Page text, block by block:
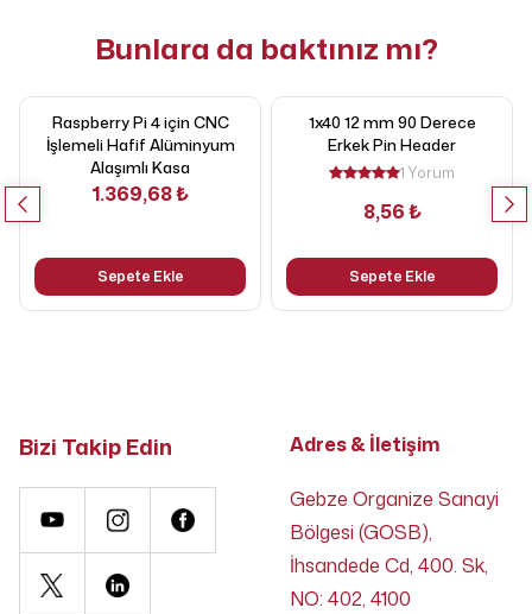
Bunlara da baktınız mı?
Raspberry Pi 4 için CNC
İşlemeli Hafif Alüminyum
Alaşımlı Kasa
1.369,68 ₺
Sepete Ekle
1x40 12 mm 90 Derece
Erkek Pin Header
1 Yorum
8,56 ₺
Sepete Ekle
Bizi Takip Edin Adres & İletişim
Gebze Organize Sanayi
Bölgesi (GOSB),
İhsandede Cd, 400. Sk,
NO: 402, 4100